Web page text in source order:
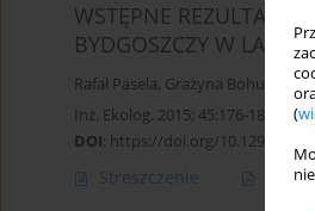
(
WSTĘPNE REZULTATY
BYDGOSZCZY W
Rafał Pasela, Grażyna
Inż. Ekolog. 2015; 45:176-182
DOI: https://doi.org/10.12912/
Streszczenie